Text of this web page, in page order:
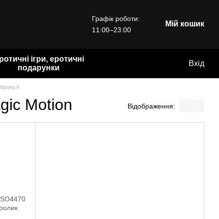
Графік роботи:
11:00–23:00
Мій кошик
ігри, еротичні
подарунки
Вхід
Motion Відображення: